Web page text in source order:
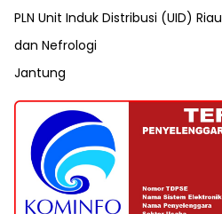
PLN Unit Induk Distribusi (UID) Riau
dan Nefrologi
Jantung